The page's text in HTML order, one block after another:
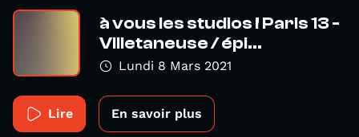
à vous les studios ! Paris 13 -
Villetaneuse / épi...
Lundi 8 Mars 2021
Lire En savoir plus